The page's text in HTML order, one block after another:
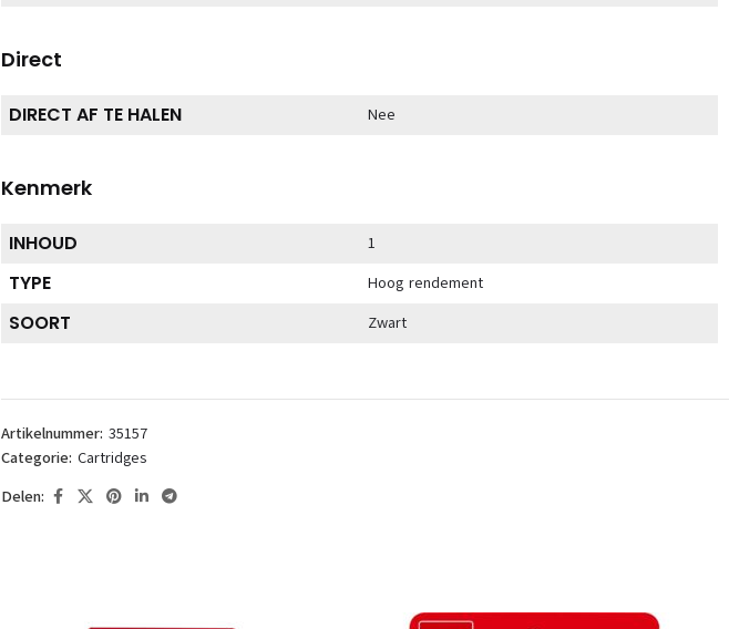
Direct
DIRECT AF TE HALEN Nee
Kenmerk
INHOUD 1
TYPE Hoog rendement
SOORT Zwart
Artikelnummer: 35157
Categorie: Cartridges
Delen: